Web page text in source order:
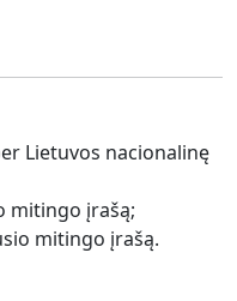
Lietuvos nacionalinę
mitingo įrašą;
mitingo įrašą.